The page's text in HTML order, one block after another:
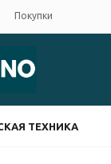
Покупки
ТЕХНИКА